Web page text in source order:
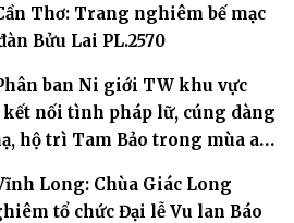
Thơ: Trang nghiêm bế mạc
Bửu Lai PL.2570
ban Ni giới TW khu vực
kết nối tình pháp lữ, cúng dàng
hộ trì Tam Bảo trong mùa an
Long: Chùa Giác Long
tổ chức Đại lễ Vu lan Báo